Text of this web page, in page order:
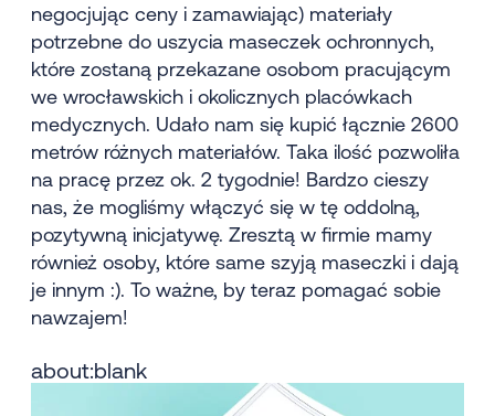
negocjując ceny i zamawiając) materiały
potrzebne do uszycia maseczek ochronnych,
które zostaną przekazane osobom pracującym
we wrocławskich i okolicznych placówkach
medycznych. Udało nam się kupić łącznie 2600
metrów różnych materiałów. Taka ilość pozwoliła
na pracę przez ok. 2 tygodnie! Bardzo cieszy
nas, że mogliśmy włączyć się w tę oddolną,
pozytywną inicjatywę. Zresztą w firmie mamy
również osoby, które same szyją maseczki i dają
je innym :). To ważne, by teraz pomagać sobie
nawzajem!
about:blank